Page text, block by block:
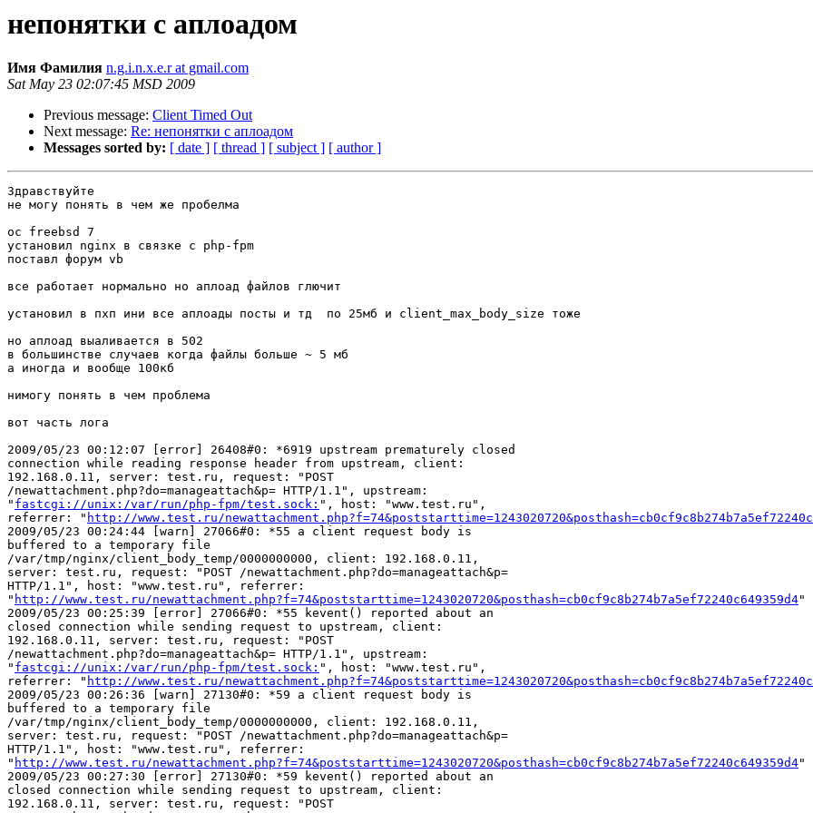
непонятки с аплоадом
Имя Фамилия n.g.i.n.x.e.r at gmail.com
Sat May 23 02:07:45 MSD 2009
Previous message: Client Timed Out
Next message: Re: непонятки с аплоадом
Messages sorted by: [ date ] [ thread ] [ subject ] [ author ]
Здравствуйте
не могу понять в чем же пробелма
ос freebsd 7
установил nginx в связке с php-fpm
поставл форум vb
все работает нормально но аплоад файлов глючит
установил в пхп ини все аплоады посты и тд  по 25мб и client_max_body_size тоже
но аплоад выаливается в 502
в большинстве случаев когда файлы больше ~ 5 мб
а иногда и вообще 100кб
нимогу понять в чем проблема
вот часть лога
2009/05/23 00:12:07 [error] 26408#0: *6919 upstream prematurely closed
connection while reading response header from upstream, client:
192.168.0.11, server: test.ru, request: "POST
/newattachment.php?do=manageattach&p= HTTP/1.1", upstream:
" fastcgi://unix:/var/run/php-fpm/test.sock: ", host: "www.test.ru",
referrer: " http://www.test.ru/
2009/05/23 00:24:44 [warn] 27066#0: *55 a client request body is
buffered to a temporary file
/var/tmp/nginx/client_body_temp/0000000000, client: 192.168.0.11,
server: test.ru, request: "POST /newattachment.php?do=manageattach&p=
HTTP/1.1", host: "www.test.ru", referrer:
" http://www.test.ru/newattachment.php?f=74&poststarttime=1243020720&posthash=cb0cf9c8b274b7a5ef72240c649359d4"
2009/05/23 00:25:39 [error] 27066#0: *55 kevent() reported about an
closed connection while sending request to upstream, client:
192.168.0.11, server: test.ru, request: "POST
/newattachment.php?do=manageattach&p= HTTP/1.1", upstream:
" fastcgi://unix:/var/run/php-fpm/test.sock: ", host: "www.test.ru",
referrer: " http://www.test.ru/
2009/05/23 00:26:36 [warn] 27130#0: *59 a client request body is
buffered to a temporary file
/var/tmp/nginx/client_body_temp/0000000000, client: 192.168.0.11,
server: test.ru, request: "POST /newattachment.php?do=manageattach&p=
HTTP/1.1", host: "www.test.ru", referrer:
" http://www.test.ru/newattachment.php?f=74&poststarttime=1243020720&posthash=cb0cf9c8b274b7a5ef72240c649359d4"
2009/05/23 00:27:30 [error] 27130#0: *59 kevent() reported about an
closed connection while sending request to upstream, client:
192.168.0.11, server: test.ru, request: "POST